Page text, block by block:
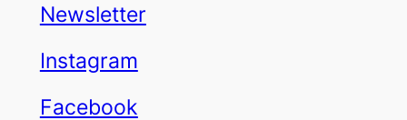
Newsletter
Instagram
Facebook